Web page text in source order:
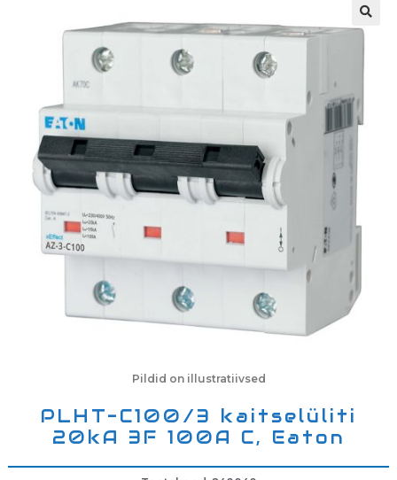
PLHT-C100/3 kaitselüliti
20kA 3F 100A C, Eaton
Pildid on illustratiivsed